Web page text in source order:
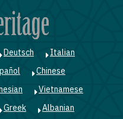
Deutsch
Italian
Chinese
Vietnamese
Greek
Albanian